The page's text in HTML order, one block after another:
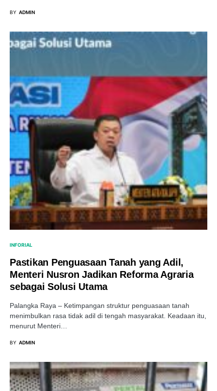
BY ADMIN
INFORIAL
Pastikan Penguasaan Tanah yang Adil,
Menteri Nusron Jadikan Reforma Agraria
sebagai Solusi Utama
Palangka Raya – Ketimpangan struktur penguasaan tanah
menimbulkan rasa tidak adil di tengah masyarakat. Keadaan itu,
menurut Menteri…
BY ADMIN